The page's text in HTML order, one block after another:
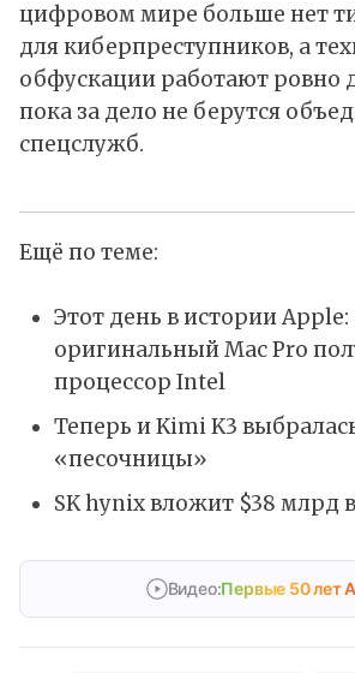
цифровом мире больше нет
для киберпреступников, а
обфускации работают ровно
пока за дело не берутся
спецслужб.
Ещё по теме:
Этот день в истории Apple:
оригинальный Mac Pro
процессор Intel
Теперь и Kimi K3
«песочницы»
SK hynix вложит $38 млрд
Видео:Первые 50 лет